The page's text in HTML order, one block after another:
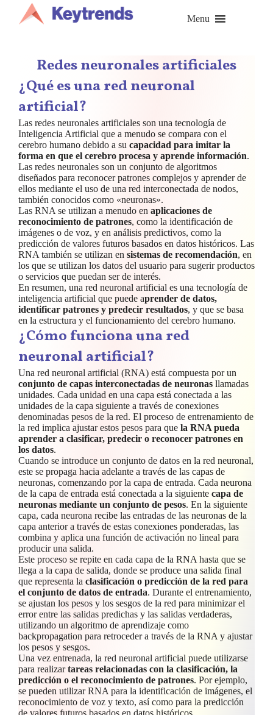
contenido
Menu
Redes neuronales artificiales
¿Qué es una red neuronal
artificial?
Las redes neuronales artificiales son una tecnología de
Inteligencia Artificial que a menudo se compara con el
cerebro humano debido a su capacidad para imitar la
forma en que el cerebro procesa y aprende información.
Las redes neuronales son un conjunto de algoritmos
diseñados para reconocer patrones complejos y aprender de
ellos mediante el uso de una red interconectada de nodos,
también conocidos como «neuronas».
Las RNA se utilizan a menudo en aplicaciones de
reconocimiento de patrones, como la identificación de
imágenes o de voz, y en análisis predictivos, como la
predicción de valores futuros basados en datos históricos. Las
RNA también se utilizan en sistemas de recomendación, en
los que se utilizan los datos del usuario para sugerir productos
o servicios que puedan ser de interés.
En resumen, una red neuronal artificial es una tecnología de
inteligencia artificial que puede aprender de datos,
identificar patrones y predecir resultados, y que se basa
en la estructura y el funcionamiento del cerebro humano.
¿Cómo funciona una red
neuronal artificial?
Una red neuronal artificial (RNA) está compuesta por un
conjunto de capas interconectadas de neuronas llamadas
unidades. Cada unidad en una capa está conectada a las
unidades de la capa siguiente a través de conexiones
denominadas pesos de la red. El proceso de entrenamiento de
la red implica ajustar estos pesos para que la RNA pueda
aprender a clasificar, predecir o reconocer patrones en
los datos.
Cuando se introduce un conjunto de datos en la red neuronal,
este se propaga hacia adelante a través de las capas de
neuronas, comenzando por la capa de entrada. Cada neurona
de la capa de entrada está conectada a la siguiente capa de
neuronas mediante un conjunto de pesos. En la siguiente
capa, cada neurona recibe las entradas de las neuronas de la
capa anterior a través de estas conexiones ponderadas, las
combina y aplica una función de activación no lineal para
producir una salida.
Este proceso se repite en cada capa de la RNA hasta que se
llega a la capa de salida, donde se produce una salida final
que representa la clasificación o predicción de la red para
el conjunto de datos de entrada. Durante el entrenamiento,
se ajustan los pesos y los sesgos de la red para minimizar el
error entre las salidas predichas y las salidas verdaderas,
utilizando un algoritmo de aprendizaje como
backpropagation para retroceder a través de la RNA y ajustar
los pesos y sesgos.
Una vez entrenada, la red neuronal artificial puede utilizarse
para realizartareas relacionadas con la clasificación, la
predicción o el reconocimiento de patrones. Por ejemplo,
se pueden utilizar RNA para la identificación de imágenes, el
reconocimiento de voz y texto, así como para la predicción
de valores futuros basados en datos históricos.